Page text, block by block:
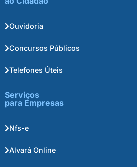
Ouvidoria
Concursos Públicos
Telefones Úteis
Serviços
para Empresas
Nfs-e
Alvará Online